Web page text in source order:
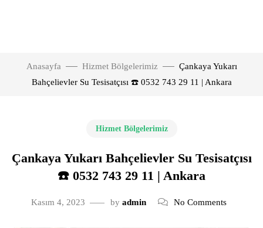
Anasayfa Hizmet Bölgelerimiz
Çankaya Yukarı
Bahçelievler Su Tesisatçısı ☎️ 0532 743 29 11 | Ankara
Hizmet Bölgelerimiz
Çankaya Yukarı Bahçelievler Su Tesisatçısı
☎️ 0532 743 29 11 | Ankara
Kasım 4, 2023 by admin No Comments